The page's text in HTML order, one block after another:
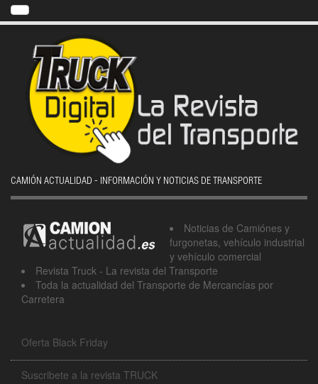
CAMIÓN ACTUALIDAD - INFORMACIÓN Y NOTICIAS DE TRANSPORTE
Noticias de Camiónes y
furgonetas, vehículo industrial
y vehículo comercial
Revista Truck - La revista del Transporte
Toda la actualidad del Transporte de Mercancías por
Carretera
Oferta Black Friday
Suscribete a la revista TRUCK